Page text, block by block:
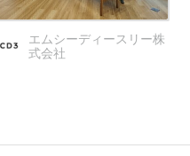
エムシーディースリー株
式会社